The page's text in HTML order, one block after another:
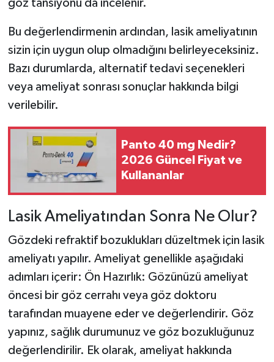
göz tansiyonu da incelenir.
Bu değerlendirmenin ardından, lasik ameliyatının
sizin için uygun olup olmadığını belirleyeceksiniz.
Bazı durumlarda, alternatif tedavi seçenekleri
veya ameliyat sonrası sonuçlar hakkında bilgi
verilebilir.
Panto 40 mg Nedir?
2026 Güncel Fiyat ve
Kullananlar
Lasik Ameliyatından Sonra Ne Olur?
Gözdeki refraktif bozuklukları düzeltmek için lasik
ameliyatı yapılır. Ameliyat genellikle aşağıdaki
adımları içerir: Ön Hazırlık: Gözünüzü ameliyat
öncesi bir göz cerrahı veya göz doktoru
tarafından muayene eder ve değerlendirir. Göz
yapınız, sağlık durumunuz ve göz bozukluğunuz
değerlendirilir. Ek olarak, ameliyat hakkında